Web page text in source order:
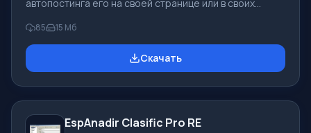
автопостинга его на своей странице или в своих
группы и добавления новых участников, вам не
обязательно осуществлять такой поиск вручную,
программа сделает все за вас. Приложение
Poster Для работы вы просто добавляете в
85 15 Мб
Скачать
EspAnadir Clasific Pro RE